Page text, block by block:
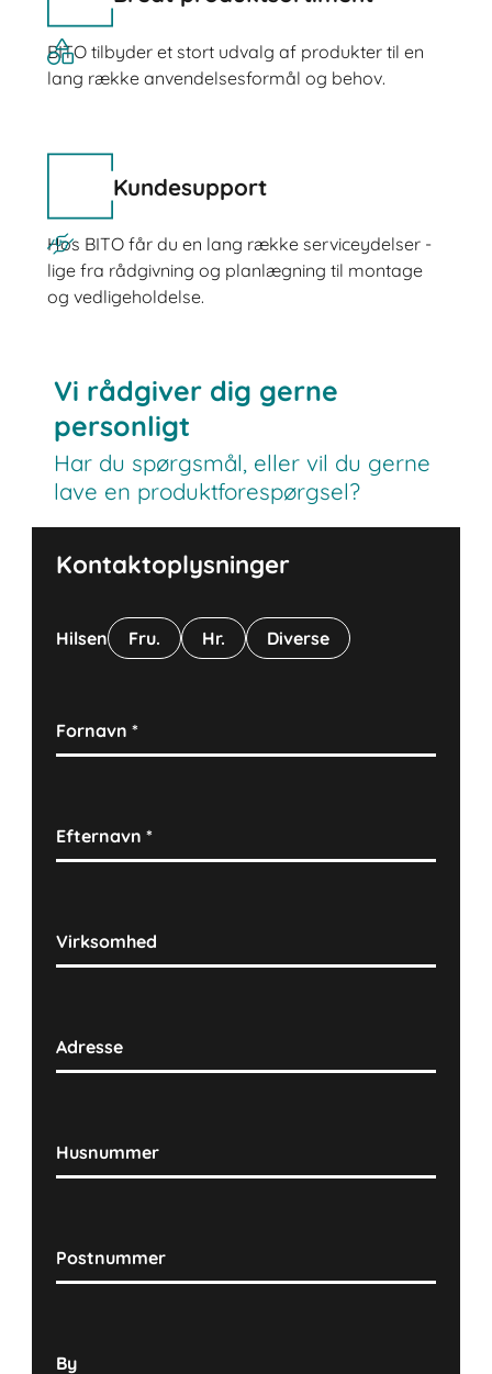
BITO tilbyder et stort udvalg af produkter til en
lang række anvendelsesformål og behov.
Kundesupport
Hos BITO får du en lang række serviceydelser -
lige fra rådgivning og planlægning til montage
og vedligeholdelse.
Vi rådgiver dig gerne
personligt
Har du spørgsmål, eller vil du gerne
lave en produktforespørgsel?
Kontaktoplysninger
Hilsen Fru. Hr. Diverse
Fornavn*
Efternavn*
Virksomhed
Adresse
Husnummer
Postnummer
By